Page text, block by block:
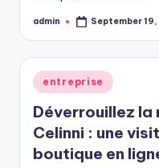
Posted
admin September 19,
Posted
in
entreprise
Déverrouillez la
Celinni : une
boutique en